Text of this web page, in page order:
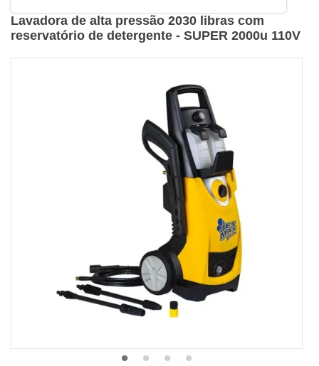
Lavadora de alta pressão 2030 libras com
reservatório de detergente - SUPER 2000u 110V